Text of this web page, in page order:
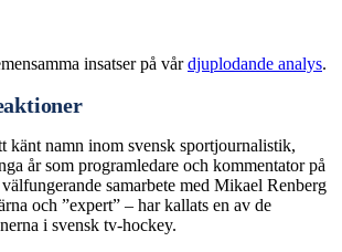
insatser på vårdjuplodande analys.
känt namn inom svensk sportjournalistik,
år som programledare och kommentator på
samarbete med Mikael Renberg
och ”expert” – har kallats en av de
i svensk tv-hockey.